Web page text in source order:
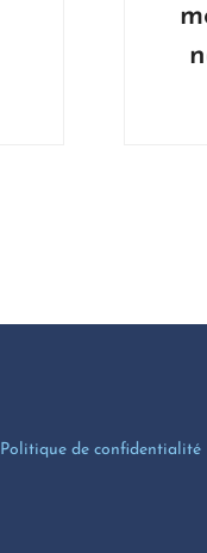
Politique de confidentialité